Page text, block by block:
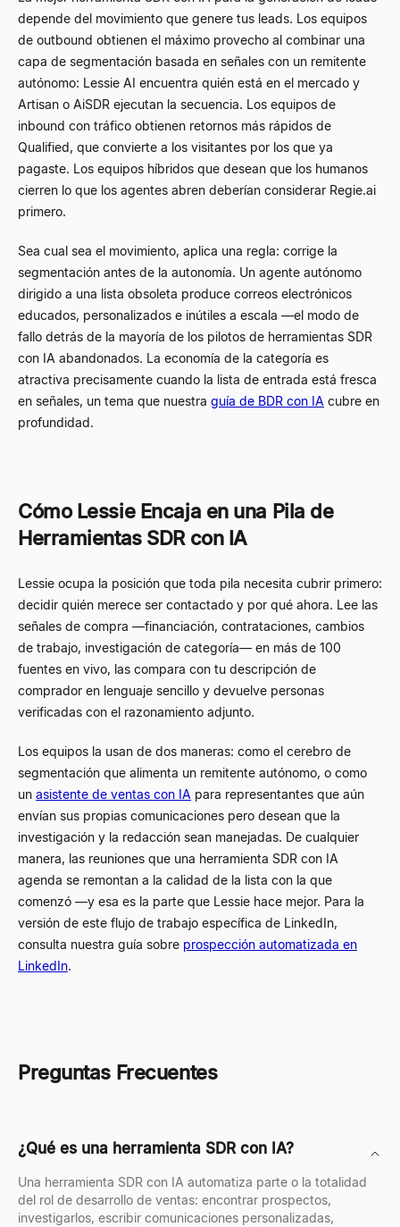
depende del movimiento que genere tus leads. Los equipos
de outbound obtienen el máximo provecho al combinar una
capa de segmentación basada en señales con un remitente
autónomo: Lessie AI encuentra quién está en el mercado y
Artisan o AiSDR ejecutan la secuencia. Los equipos de
inbound con tráfico obtienen retornos más rápidos de
Qualified, que convierte a los visitantes por los que ya
pagaste. Los equipos híbridos que desean que los humanos
cierren lo que los agentes abren deberían considerar Regie.ai
primero.
Sea cual sea el movimiento, aplica una regla: corrige la
segmentación antes de la autonomía. Un agente autónomo
dirigido a una lista obsoleta produce correos electrónicos
educados, personalizados e inútiles a escala —el modo de
fallo detrás de la mayoría de los pilotos de herramientas SDR
con IA abandonados. La economía de la categoría es
atractiva precisamente cuando la lista de entrada está fresca
en señales, un tema que nuestra guía de BDR con IA cubre en
profundidad.
Cómo Lessie Encaja en una Pila de
Herramientas SDR con IA
Lessie ocupa la posición que toda pila necesita cubrir primero:
decidir quién merece ser contactado y por qué ahora. Lee las
señales de compra —financiación, contrataciones, cambios
de trabajo, investigación de categoría— en más de 100
fuentes en vivo, las compara con tu descripción de
comprador en lenguaje sencillo y devuelve personas
verificadas con el razonamiento adjunto.
Los equipos la usan de dos maneras: como el cerebro de
segmentación que alimenta un remitente autónomo, o como
un asistente de ventas con IA para representantes que aún
envían sus propias comunicaciones pero desean que la
investigación y la redacción sean manejadas. De cualquier
manera, las reuniones que una herramienta SDR con IA
agenda se remontan a la calidad de la lista con la que
comenzó —y esa es la parte que Lessie hace mejor. Para la
versión de este flujo de trabajo específica de LinkedIn,
consulta nuestra guía sobre prospección automatizada en
LinkedIn.
Preguntas Frecuentes
¿Qué es una herramienta SDR con IA?
Una herramienta SDR con IA automatiza parte o la totalidad
del rol de desarrollo de ventas: encontrar prospectos,
investigarlos, escribir comunicaciones personalizadas,